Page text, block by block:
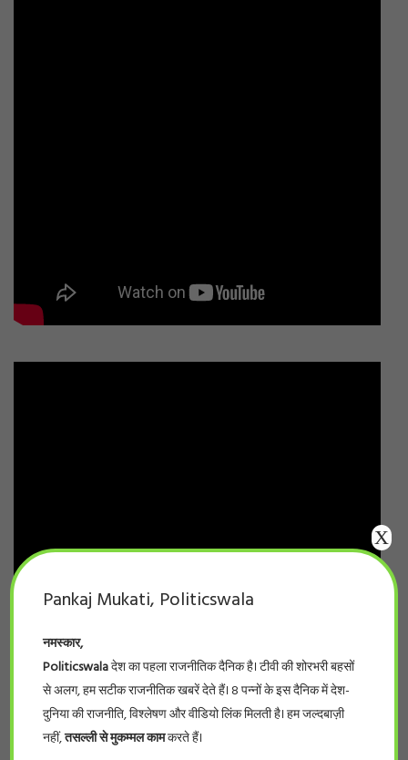
Pankaj Mukati, Politicswala
नमस्कार,
Politicswalaदेश का पहला राजनीतिक दैनिक है। टीवी की शोरभरी बहसों
से अलग, हम सटीक राजनीतिक खबरें देते हैं। 8 पन्नों के इस दैनिक में देश-
दुनिया की राजनीति, विश्लेषण और वीडियो लिंक मिलती है। हम जल्दबाज़ी
नहीं,तसल्ली से मुकम्मल कामकरते हैं।
X